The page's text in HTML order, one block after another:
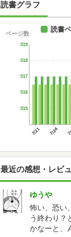
読書グラフ
7/21 7/24
515
516
517
518
519
ページ数
読書
最近の感想・レビ
ゆうや
怖い、恐い
う終わり？
かなーと、